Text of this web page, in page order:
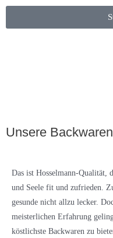
Unsere Backwaren
Das ist Hosselmann-Qualität,
und Seele fit und zufrieden.
gesunde nicht allzu lecker.
meisterlichen Erfahrung
köstlichste Backwaren zu